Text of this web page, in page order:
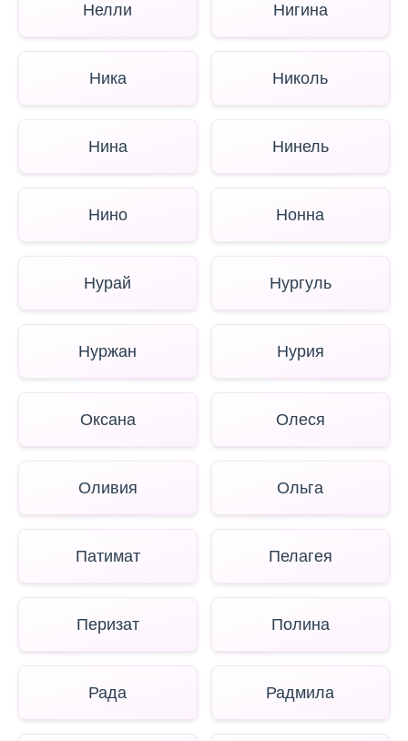
Нелли Нигина
Ника Николь
Нина Нинель
Нино Нонна
Нурай Нургуль
Нуржан Нурия
Оксана Олеся
Оливия Ольга
Патимат Пелагея
Перизат Полина
Рада Радмила